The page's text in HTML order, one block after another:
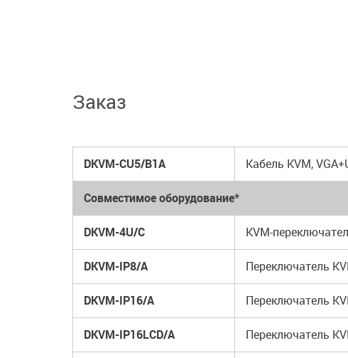
Заказ
DKVM-CU5/B1A Кабель KVM,
Совместимое оборудование*
DKVM-4U/C KVM-
DKVM-IP8/A Переключатель
DKVM-IP16/A Переключатель
DKVM-IP16LCD/A Переключатель